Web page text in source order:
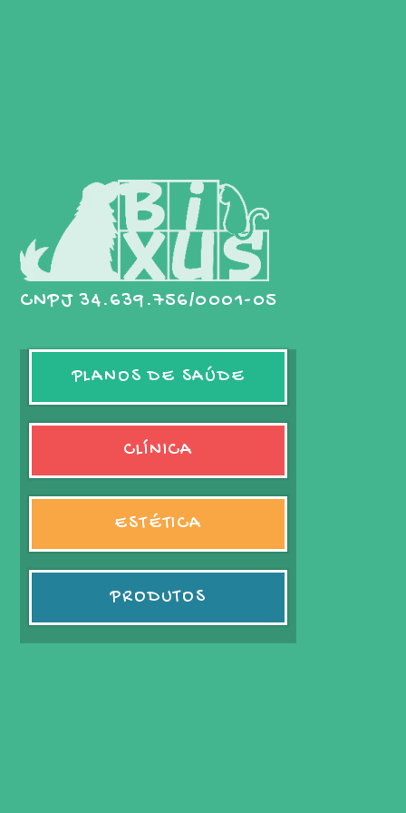
CNPJ 34.639.756/0001-05
PLANOS DE SAÚDE
CLÍNICA
ESTÉTICA
PRODUTOS